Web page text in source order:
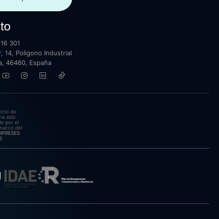
301
14, Poligono Industrial
46460, España
de
sido
por el
del